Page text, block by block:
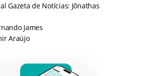
Gazeta de Notícias: Jônathas
James
Araújo